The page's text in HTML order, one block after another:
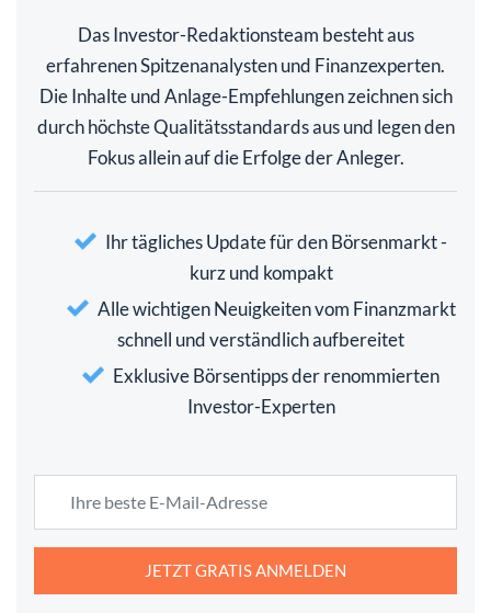
Das Investor-Redaktionsteam besteht aus
erfahrenen Spitzenanalysten und Finanzexperten.
Die Inhalte und Anlage-Empfehlungen zeichnen sich
durch höchste Qualitätsstandards aus und legen den
Fokus allein auf die Erfolge der Anleger.
Ihr tägliches Update für den Börsenmarkt -
kurz und kompakt
Alle wichtigen Neuigkeiten vom Finanzmarkt
schnell und verständlich aufbereitet
Exklusive Börsentipps der renommierten
Investor-Experten
JETZT GRATIS ANMELDEN